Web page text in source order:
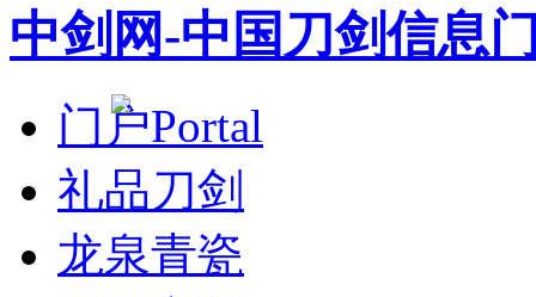
门户Portal
礼品刀剑
龙泉青瓷